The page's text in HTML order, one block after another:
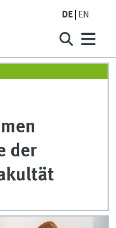
DE EN
der